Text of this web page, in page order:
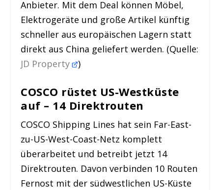
Anbieter. Mit dem Deal können Möbel,
Elektrogeräte und große Artikel künftig
schneller aus europäischen Lagern statt
direkt aus China geliefert werden. (Quelle:
JD Property )
COSCO rüstet US-Westküste
auf – 14 Direktrouten
COSCO Shipping Lines hat sein Far-East-
zu-US-West-Coast-Netz komplett
überarbeitet und betreibt jetzt 14
Direktrouten. Davon verbinden 10 Routen
Fernost mit der südwestlichen US-Küste